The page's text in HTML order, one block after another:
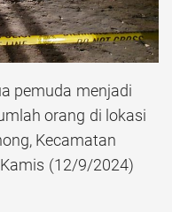
pemuda menjadi
orang di lokasi
Kecamatan
(12/9/2024)